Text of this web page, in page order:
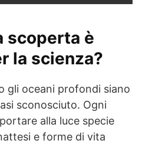
scoperta è
la scienza?
gli oceani profondi siano
sconosciuto. Ogni
alla luce specie
e forme di vita